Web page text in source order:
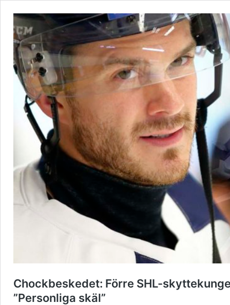
Chockbeskedet: Förre SHL-
”Personliga skäl”